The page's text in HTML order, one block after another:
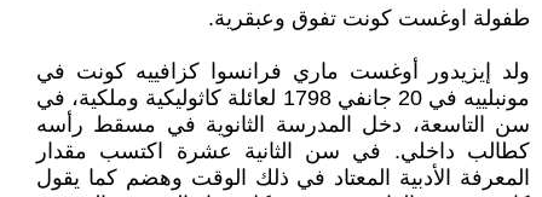
طفولة اوغست كونت تفوق وعبقرية.
ولد إيزيدور أوغست ماري فرانسوا كزافييه كونت في
مونبلييه في 20 جانفي 1798 لعائلة كاثوليكية وملكية، في
سن التاسعة، دخل المدرسة الثانوية في مسقط رأسه
كطالب داخلي. في سن الثانية عشرة اكتسب مقدار
المعرفة الأدبية المعتاد في ذلك الوقت وهضم كما يقول